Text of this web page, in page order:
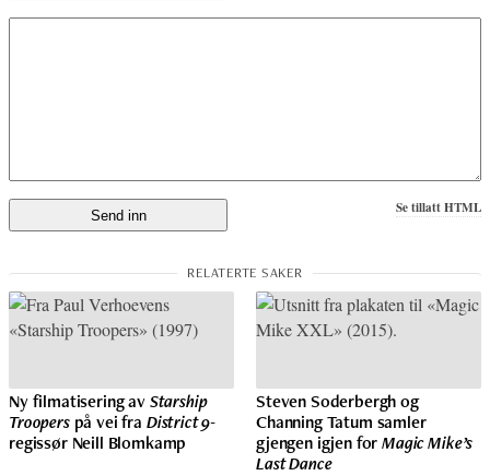
Se tillatt HTML
Ny filmatisering avStarship
Trooperspå vei fra District 9-
regissør Neill Blomkamp
Steven Soderbergh og
Channing Tatum samler
gjengen igjen forMagic Mike’s
Last Dance